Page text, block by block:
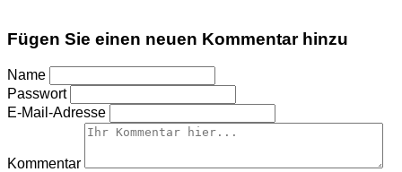
Fügen Sie einen neuen Kommentar hinzu
Name
Passwort
E-Mail-Adresse
Kommentar